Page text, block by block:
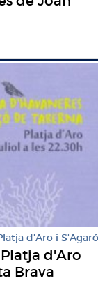
d'Aro i S'Agaró
d'Aro
Brava